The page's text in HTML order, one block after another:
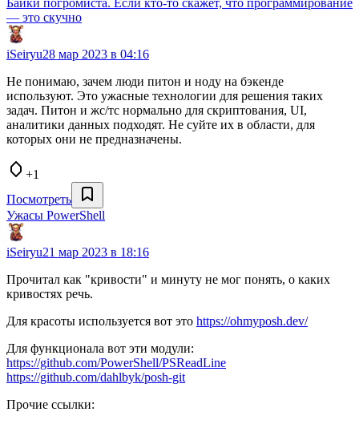
Байки погромиста. Если кто-то скажет, что программирование
— это скучно
iSeiryu28 мар 2023 в 04:16
Не понимаю, зачем люди питон и ноду на бэкенде
используют. Это ужасные технологии для решения таких
задач. Питон и жс/тс нормально для скриптования, UI,
аналитики данных подходят. Не суйте их в области, для
которых они не предназначены.
+1
Посмотреть
Ужасы PowerShell
iSeiryu21 мар 2023 в 18:16
Прочитал как "кривости" и минуту не мог понять, о каких
кривостях речь.
Для красоты используется вот это https://ohmyposh.dev/
Для функционала вот эти модули:
https://github.com/PowerShell/PSReadLine
https://github.com/dahlbyk/posh-git
Прочие ссылки: